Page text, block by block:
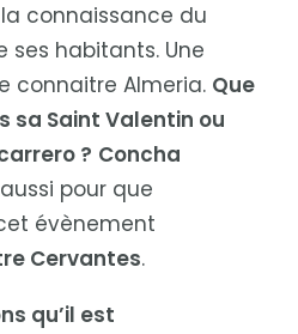
connaissance du
ses habitants. Une
connaitre Almeria. Que
sa Saint Valentin ou
? Concha
pour que
évènement
Cervantes.
qu’il est